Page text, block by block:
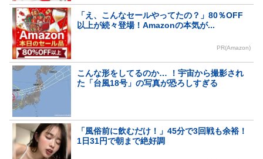
「え、こんなセールやってたの？」80％OFF
以上が続々登場！Amazonの本気が...
PR(Amazon)
こんな形をしてるのか… ！宇宙から撮影され
た「台風18号」の写真が恐ろしすぎる
「風俗前に飲むだけ！」45分で3回戦も余裕！
1日31円で朝まで絶好調